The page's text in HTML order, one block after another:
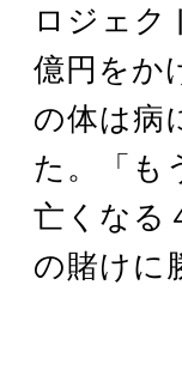
ロジェク
億円をか
の体は病
た。「も
亡くなる
の賭けに